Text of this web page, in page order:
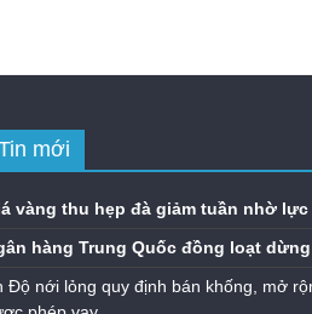
mới
vàng thu hẹp đà giảm tuần nhờ lực
hàng Trung Quốc đồng loạt
Độ nới lỏng quy định bán khống, mở